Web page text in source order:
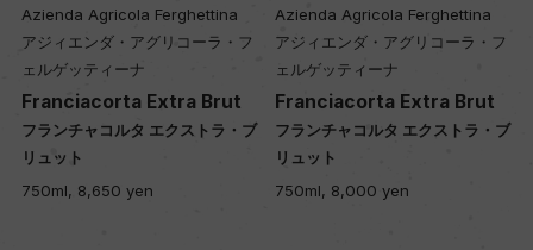
土壌
石灰粘土質
品質分類・原産地呼称
・フ
・ブ
Azienda Agricola Ferghettina
アジィエンダ・アグリコーラ・フ
ェルゲッティーナ
Franciacorta Extra Brut
フランチャコルタ エクストラ・ブ
リュット
750ml, 8,000 yen
Azienda Agricola Ferghettina
アジィエンダ・アグリコーラ・
ェルゲッティーナ
Franciacorta Rose Brut
フランチャコルタ ロゼ ブリュッ
ト
750ml, 7,600 yen